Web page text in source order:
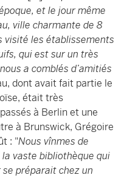
et le jour même
ville charmante de 8
visité les établissements
qui est sur un très
a comblés d’amitiés
dont avait fait partie le
était très
à Berlin et une
à Brunswick, Grégoire
: "Nous vînmes de
vaste bibliothèque qui
préparait chez un